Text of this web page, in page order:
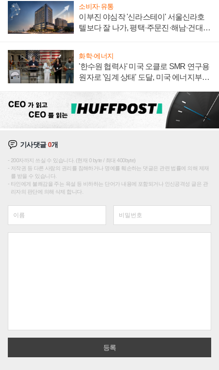
소비자·유통
이부진 야심작 '신라스테이' 서울신라호
텔보다 잘 나가, 평택·주문진·해남·건대로
화학·에너지
'한수원 협력사' 미국 오클로 SMR 연구용
원자로 '임계 상태' 도달, 미국 에너지부
기사댓글0개
200자까지 쓰실 수 있습니다. (현재 0 byte / 최대 400byte)
저작권 등 다른 사람의 권리를 침해하거나 명예를 훼손하는 댓글은 관련 법률에 의해 제재
를 받을 수 있습니다.
타인에게 불쾌감을 주는 욕설 등 비하하는 단어가 내용에 포함되거나 인신공격성 글은 관
리자의 판단에 의해 삭제 합니다.